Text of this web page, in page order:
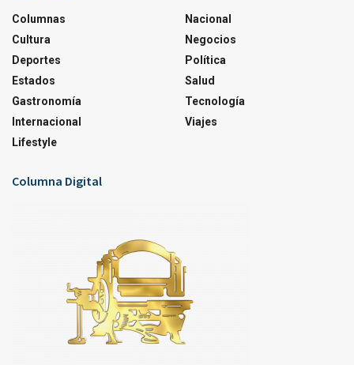
Columnas
Cultura
Deportes
Estados
Gastronomía
Internacional
Lifestyle
Nacional
Negocios
Política
Salud
Tecnología
Viajes
Columna Digital